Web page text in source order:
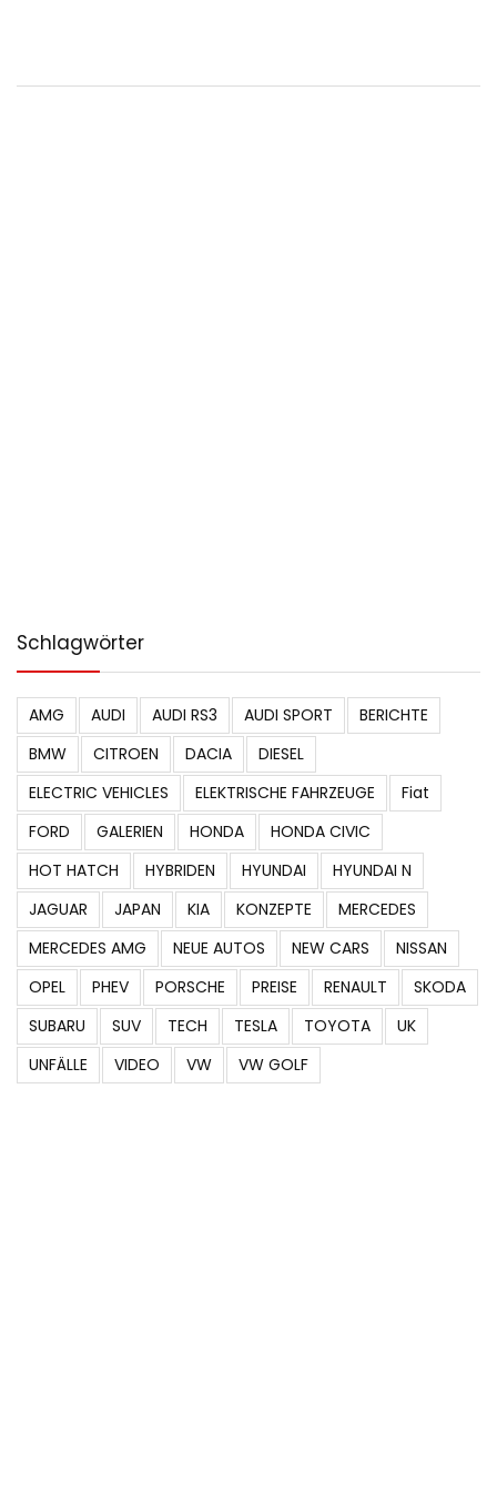
Schlagwörter
AMG AUDI AUDI RS3 AUDI SPORT
BERICHTE
BMW
CITROEN DACIA
DIESEL
ELECTRIC VEHICLES
ELEKTRISCHE FAHRZEUGE
Fiat
FORD
GALERIEN HONDA
HONDA CIVIC
HOT HATCH
HYBRIDEN HYUNDAI
HYUNDAI N
JAGUAR
JAPAN KIA KONZEPTE
MERCEDES
MERCEDES AMG
NEUE AUTOS NEW CARS
NISSAN
OPEL
PHEV PORSCHE PREISE RENAULT
SKODA
SUBARU
SUV TECH TESLA TOYOTA
UK
UNFÄLLE
VIDEO VW VW GOLF